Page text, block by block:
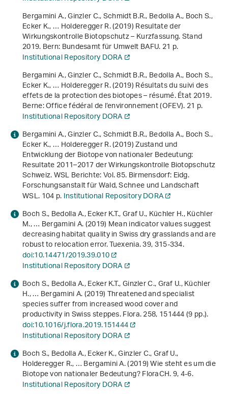
Bergamini A., Ginzler C., Schmidt B.R., Bedolla A., Boch S.,
Ecker K., … Holderegger R. (2019)Resultate der
Wirkungskontrolle Biotopschutz – Kurzfassung. Stand
2019. Bern: Bundesamt für Umwelt BAFU. 21 p.
Institutional Repository DORA
Bergamini A., Ginzler C., Schmidt B.R., Bedolla A., Boch S.,
Ecker K., … Holderegger R. (2019)Résultats du suivi des
effets de la protection des biotopes – résumé. État 2019.
Berne: Office fédéral de l’environnement (OFEV). 21 p.
Institutional Repository DORA
Bergamini A., Ginzler C., Schmidt B.R., Bedolla A., Boch S.,
Ecker K., … Holderegger R. (2019)Zustand und
Entwicklung der Biotope von nationaler Bedeutung:
Resultate 2011–2017 der Wirkungskontrolle Biotopschutz
Schweiz. WSL Berichte: Vol. 85. Birmensdorf: Eidg.
Forschungsanstalt für Wald, Schnee und Landschaft
WSL. 104 p.Institutional Repository DORA
Boch S., Bedolla A., Ecker K.T., Graf U., Küchler H., Küchler
M., … Bergamini A. (2019) Mean indicator values suggest
decreasing habitat quality in Swiss dry grasslands and are
robust to relocation error. Tuexenia.39, 315-334.
doi:10.14471/2019.39.010
Institutional Repository DORA
Boch S., Bedolla A., Ecker K.T., Ginzler C., Graf U., Küchler
H., … Bergamini A. (2019) Threatened and specialist
species suffer from increased wood cover and
productivity in Swiss steppes. Flora.258, 151444 (9 pp.).
doi:10.1016/j.flora.2019.151444
Institutional Repository DORA
Boch S., Bedolla A., Ecker K., Ginzler C., Graf U.,
Holderegger R., … Bergamini A. (2019) Wie steht es um die
Biotope von nationaler Bedeutung? FloraCH.9, 4-6.
Institutional Repository DORA